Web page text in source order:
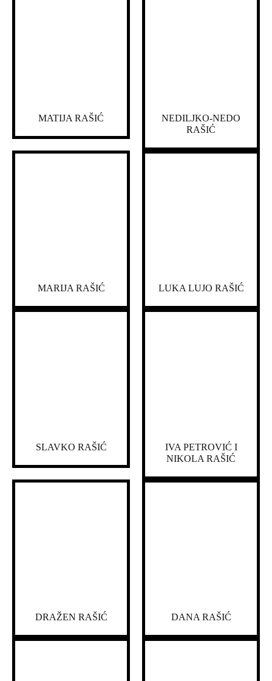
MATIJA RAŠIĆ
NEDILJKO-NEDO
RAŠIĆ
MARIJA RAŠIĆ LUKA LUJO RAŠIĆ
SLAVKO RAŠIĆ
IVA PETROVIĆ I
NIKOLA RAŠIĆ
DRAŽEN RAŠIĆ DANA RAŠIĆ